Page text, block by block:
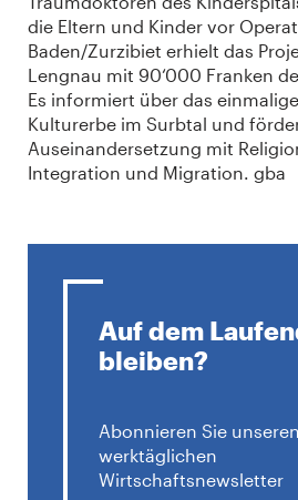
die Eltern und Kinder vor
Baden/Zurzibiet erhielt das
Lengnau mit 90‘000 Franken
Es informiert über das
Kulturerbe im Surbtal und
Auseinandersetzung mit
Integration und Migration. gba
Auf dem
bleiben?
Abonnieren Sie unseren
werktäglichen
Wirtschaftsnewsletter